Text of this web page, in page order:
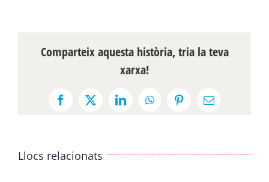
Comparteix aquesta història, tria la teva
xarxa!
Facebook
X LinkedInWhatsAppPinterestEmail:
Llocs relacionats